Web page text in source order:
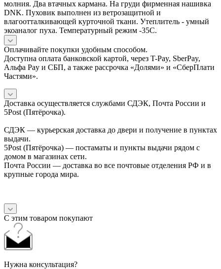
молния. Два втачных кармана. На груди фирменная нашивка
DNK. Пуховик выполнен из ветрозащитной и
влагоотталкивающей курточной ткани. Утеплитель - умный
экоаналог пуха. Температурный режим -35C.
Оплачивайте покупки удобным способом.
Доступна оплата банковской картой, через T-Pay, SberPay,
Альфа Pay и СБП, а также рассрочка «Долями» и «СберПлати
Частями».
Доставка осуществляется службами СДЭК, Почта России и
5Post (Пятёрочка).
СДЭК — курьерская доставка до двери и получение в пунктах
выдачи.
5Post (Пятёрочка) — постаматы и пункты выдачи рядом с
домом в магазинах сети.
Почта России — доставка во все почтовые отделения РФ и в
крупные города мира.
С этим товаром покупают
Нужна консультация?